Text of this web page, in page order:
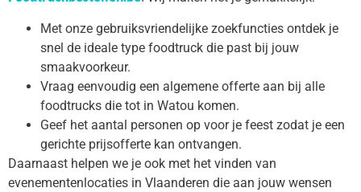
Met onze gebruiksvriendelijke zoekfuncties ontdek je
snel de ideale type foodtruck die past bij jouw
smaakvoorkeur.
Vraag eenvoudig een algemene offerte aan bij alle
foodtrucks die tot in Watou komen.
Geef het aantal personen op voor je feest zodat je een
gerichte prijsofferte kan ontvangen.
Daarnaast helpen we je ook met het vinden van
evenementenlocaties in Vlaanderen die aan jouw wensen